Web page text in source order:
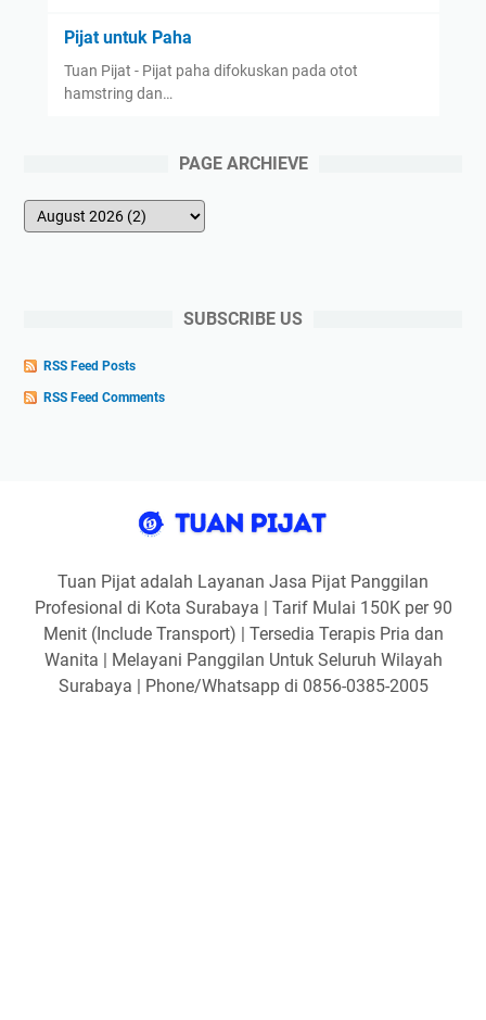
Pijat untuk Paha
Tuan Pijat - Pijat paha difokuskan pada otot
hamstring dan…
PAGE ARCHIEVE
SUBSCRIBE US
RSS Feed Posts
RSS Feed Comments
Tuan Pijat adalah Layanan Jasa Pijat Panggilan
Profesional di Kota Surabaya | Tarif Mulai 150K per 90
Menit (Include Transport) | Tersedia Terapis Pria dan
Wanita | Melayani Panggilan Untuk Seluruh Wilayah
Surabaya | Phone/Whatsapp di 0856-0385-2005